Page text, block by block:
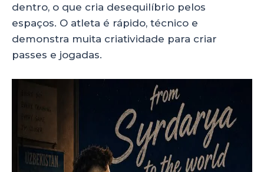
dentro, o que cria desequilíbrio pelos
espaços. O atleta é rápido, técnico e
demonstra muita criatividade para criar
passes e jogadas.